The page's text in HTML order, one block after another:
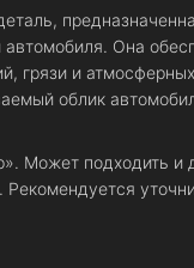
Она
грязи и
облик
Может подходить и